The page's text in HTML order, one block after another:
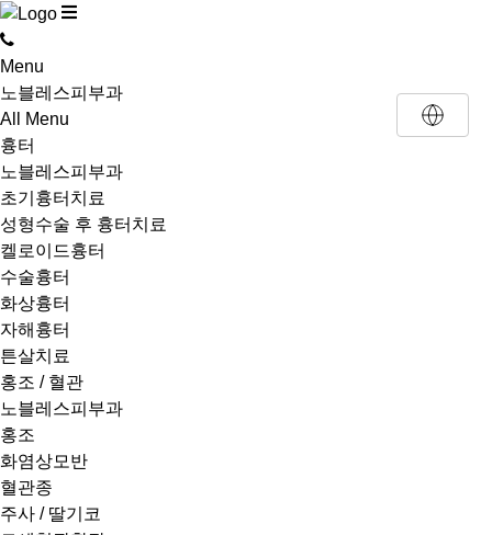
Menu
노블레스피부과
All Menu
흉터
노블레스피부과
초기흉터치료
성형수술 후 흉터치료
켈로이드흉터
수술흉터
화상흉터
자해흉터
튼살치료
홍조 / 혈관
노블레스피부과
홍조
화염상모반
혈관종
주사 / 딸기코